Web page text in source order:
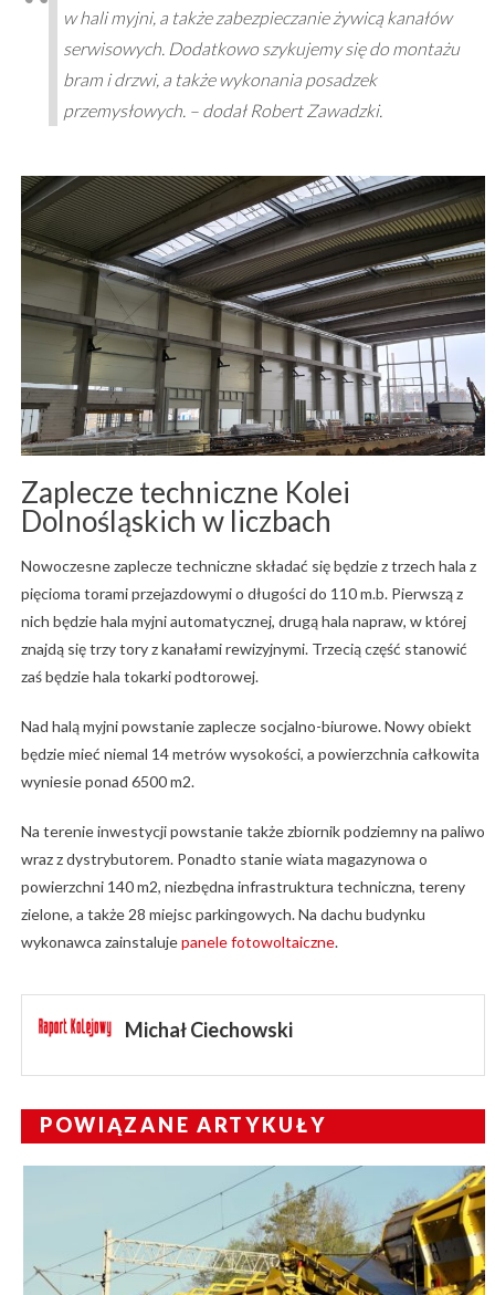
w hali myjni, a także zabezpieczanie żywicą kanałów
serwisowych. Dodatkowo szykujemy się do montażu
bram i drzwi, a także wykonania posadzek
przemysłowych. – dodał Robert Zawadzki.
Zaplecze techniczne Kolei
Dolnośląskich w liczbach
Nowoczesne zaplecze techniczne składać się będzie z trzech hala z
pięcioma torami przejazdowymi o długości do 110 m.b. Pierwszą z
nich będzie hala myjni automatycznej, drugą hala napraw, w której
znajdą się trzy tory z kanałami rewizyjnymi. Trzecią część stanowić
zaś będzie hala tokarki podtorowej.
Nad halą myjni powstanie zaplecze socjalno-biurowe. Nowy obiekt
będzie mieć niemal 14 metrów wysokości, a powierzchnia całkowita
wyniesie ponad 6500 m2.
Na terenie inwestycji powstanie także zbiornik podziemny na paliwo
wraz z dystrybutorem. Ponadto stanie wiata magazynowa o
powierzchni 140 m2, niezbędna infrastruktura techniczna, tereny
zielone, a także 28 miejsc parkingowych. Na dachu budynku
wykonawca zainstalujepanele fotowoltaiczne.
Michał Ciechowski
POWIĄZANE ARTYKUŁY